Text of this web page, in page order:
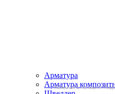
Капитан-1 на карте
Арматура
Арматура